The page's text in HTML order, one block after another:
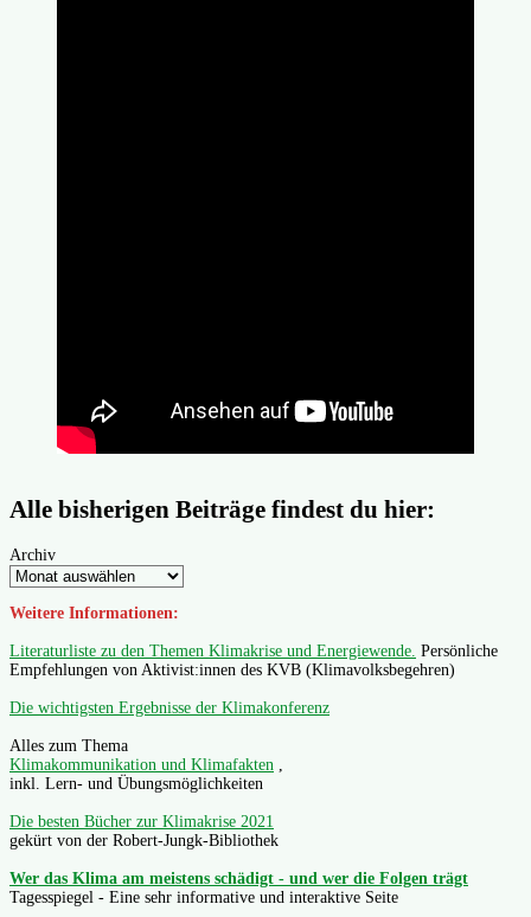
Alle bisherigen Beiträge findest du hier:
Archiv
Weitere Informationen:
Literaturliste zu den Themen Klimakrise und Energiewende. Persönliche
Empfehlungen von Aktivist:innen des KVB (Klimavolksbegehren)
Die wichtigsten Ergebnisse der Klimakonferenz
Alles zum Thema
Klimakommunikation und Klimafakten
inkl. Lern- und Übungsmöglichkeiten
Die besten Bücher zur Klimakrise 2021
gekürt von der Robert-Jungk-Bibliothek
Wer das Klima am meistens schädigt - und wer die Folgen trägt
Tagesspiegel - Eine sehr informative und interaktive Seite